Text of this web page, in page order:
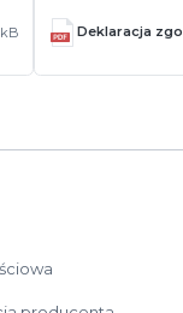
Deklaracja